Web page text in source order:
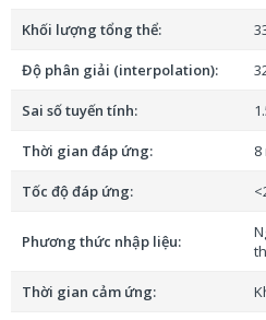
Công nghệ cảm ứng hồng ngoại
tương tác cùng lúc
Thiết kế thẩm mỹ với khung hợp
chắc
tác thân thiện
Phần mềm tài nguyên hỗ trợ
Đang cập nhật thông tin
Khối lượng tổng thể:
Độ phân giải (interpolation):
Sai số tuyến tính:
Thời gian đáp ứng: 8
Tốc độ đáp ứng:
Phương thức nhập liệu:
Thời gian cảm ứng: